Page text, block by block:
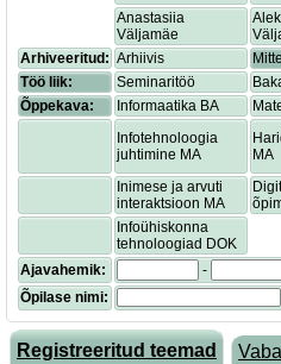
Anastasiia
Väljamäe
Arhiveeritud: Arhiivis
Töö liik:
Seminaritöö
Õppekava:
Informaatika BA
Infotehnoloogia
juhtimine MA
MA
Inimese ja arvuti
interaktsioon MA
Infoühiskonna
tehnoloogiad DOK
Ajavahemik:
-
Õpilase nimi:
Registreeritud teemad